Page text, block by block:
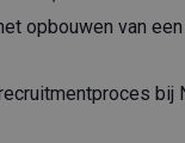
opbouwen van
bij